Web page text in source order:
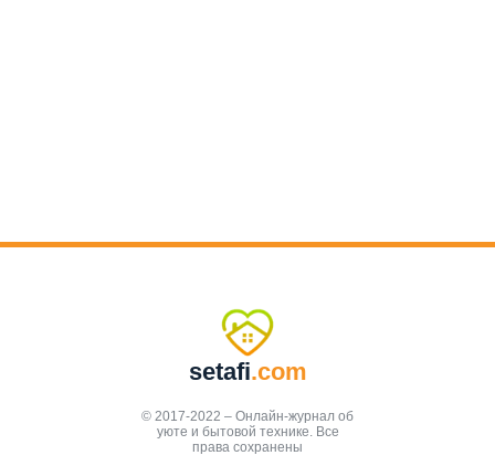
setafi.com
© 2017-2022 – Онлайн-журнал об
уюте и бытовой технике. Все
права сохранены